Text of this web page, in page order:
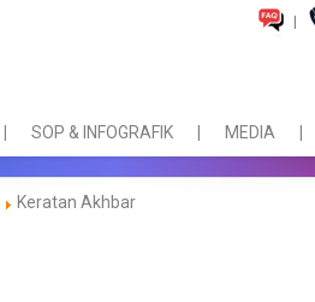
|
SOP & INFOGRAFIK MEDIA
Keratan Akhbar